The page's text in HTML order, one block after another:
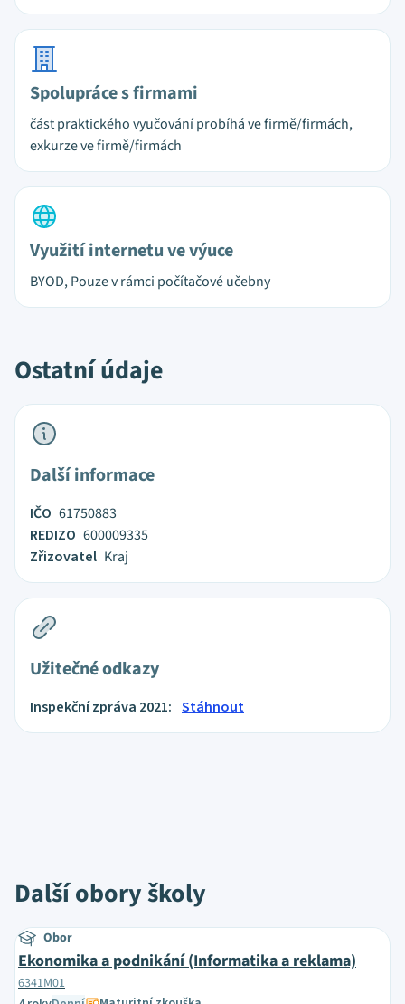
Spolupráce s firmami
část praktického vyučování probíhá ve firmě/firmách,
exkurze ve firmě/firmách
Využití internetu ve výuce
BYOD, Pouze v rámci počítačové učebny
Ostatní údaje
Další informace
IČO 61750883
REDIZO 600009335
Zřizovatel Kraj
Užitečné odkazy
Inspekční zpráva 2021: Stáhnout
Další obory školy
Obor
Ekonomika a podnikání (Informatika a reklama)
6341M01